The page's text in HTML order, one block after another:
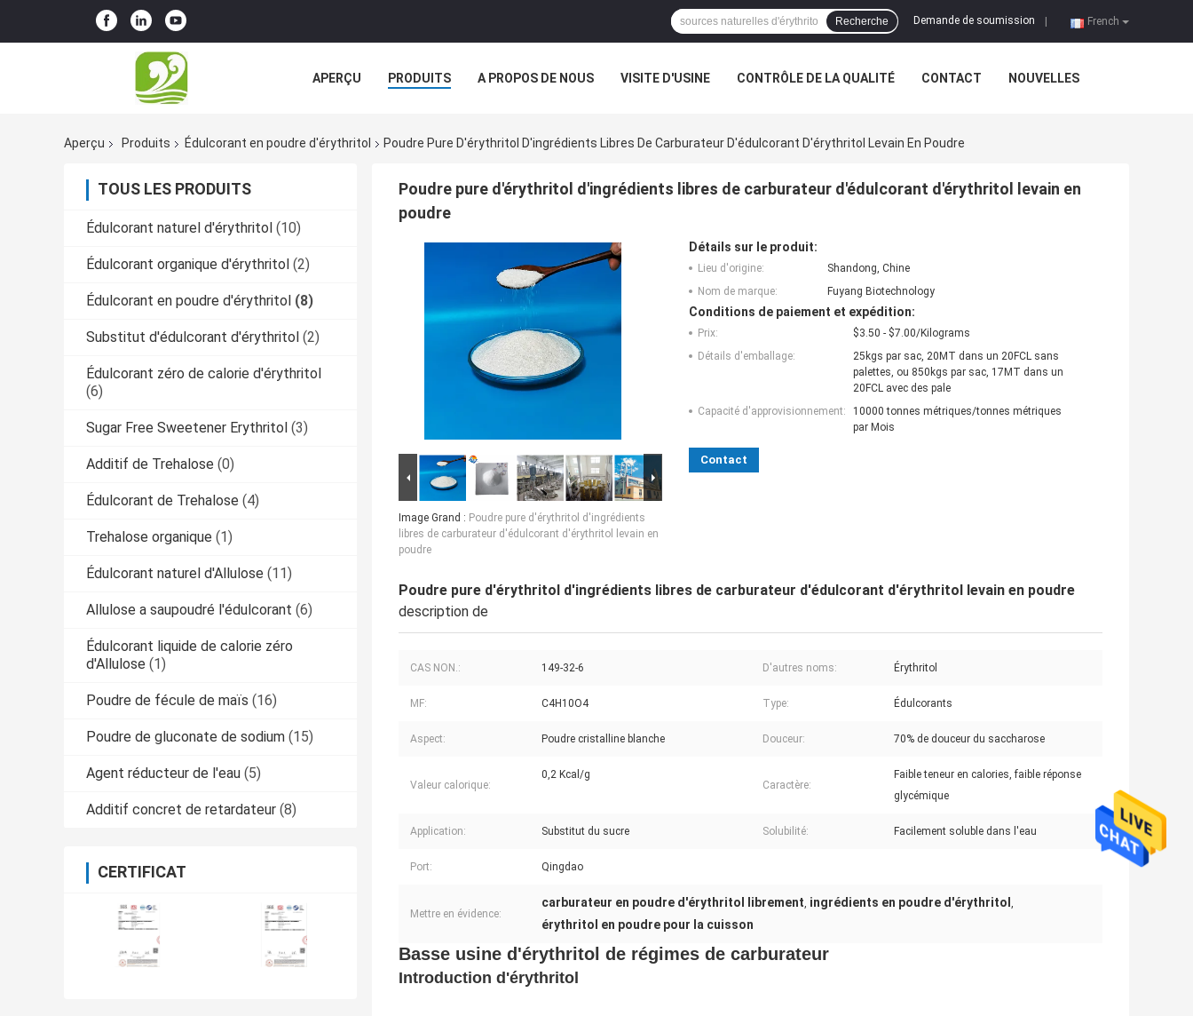
French
Demande de soumission
Recherche
APERÇU PRODUITS A PROPOS DE NOUS VISITE D'USINE CONTRÔLE DE LA QUALITÉ CONTACT NOUVELLES
Aperçu
Produits Édulcorant en poudre d'érythritol Poudre Pure D'érythritol D'ingrédients Libres De Carburateur D'édulcorant D'érythritol Levain En Poudre
TOUS LES PRODUITS
Édulcorant naturel d'érythritol (10)
Édulcorant organique d'érythritol (2)
Édulcorant en poudre d'érythritol (8)
Substitut d'édulcorant d'érythritol (2)
Édulcorant zéro de calorie d'érythritol
(6)
Sugar Free Sweetener Erythritol (3)
Additif de Trehalose (0)
Édulcorant de Trehalose (4)
Trehalose organique (1)
Édulcorant naturel d'Allulose (11)
Allulose a saupoudré l'édulcorant (6)
Édulcorant liquide de calorie zéro
d'Allulose (1)
Poudre de fécule de maïs (16)
Poudre de gluconate de sodium (15)
Agent réducteur de l'eau (5)
Additif concret de retardateur (8)
CERTIFICAT
Poudre pure d'érythritol d'ingrédients libres de carburateur d'édulcorant d'érythritol levain en
poudre
Image Grand : Poudre pure d'érythritol d'ingrédients
libres de carburateur d'édulcorant d'érythritol levain en
poudre
Détails sur le produit:
Lieu d'origine:
Shandong, Chine
Nom de marque:
Fuyang Biotechnology
Conditions de paiement et expédition:
Prix:
$3.50 - $7.00/Kilograms
Détails d'emballage:
25kgs par sac, 20MT dans un 20FCL sans
palettes, ou 850kgs par sac, 17MT dans un
20FCL avec des pale
Capacité d'approvisionnement:
10000 tonnes métriques/tonnes métriques
par Mois
Contact
Poudre pure d'érythritol d'ingrédients libres de carburateur d'édulcorant d'érythritol levain en poudre
description de
CAS NON.: 149-32-6 D'autres noms: Érythritol
MF: C4H10O4 Type: Édulcorants
Aspect: Poudre cristalline blanche Douceur: 70% de douceur du saccharose
Valeur calorique:
0,2 Kcal/g
Caractère:
Faible teneur en calories, faible réponse
glycémique
Application: Substitut du sucre Solubilité: Facilement soluble dans l'eau
Port: Qingdao
Mettre en évidence:
carburateur en poudre d'érythritol librement, ingrédients en poudre d'érythritol ,
érythritol en poudre pour la cuisson
Basse usine d'érythritol de régimes de carburateur
Introduction d'érythritol